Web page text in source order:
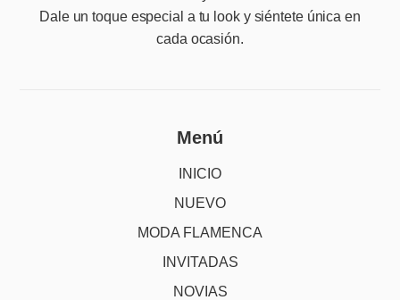
Dale un toque especial a tu look y siéntete única en
cada ocasión.
Menú
INICIO
NUEVO
MODA FLAMENCA
INVITADAS
NOVIAS